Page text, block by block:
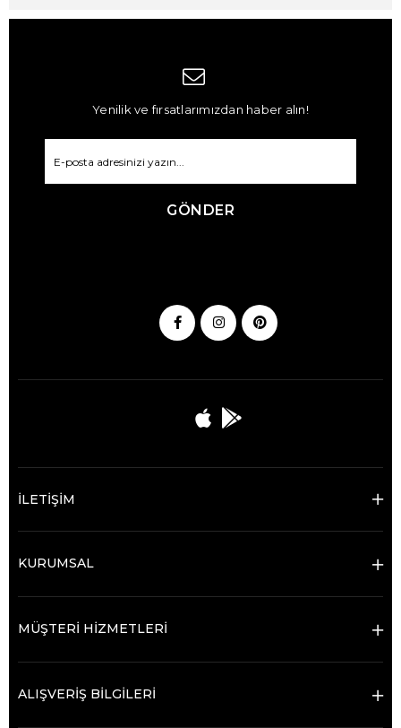
Yenilik ve fırsatlarımızdan haber alın!
GÖNDER
İLETİŞİM
KURUMSAL
MÜŞTERİ HİZMETLERİ
ALIŞVERİŞ BİLGİLERİ